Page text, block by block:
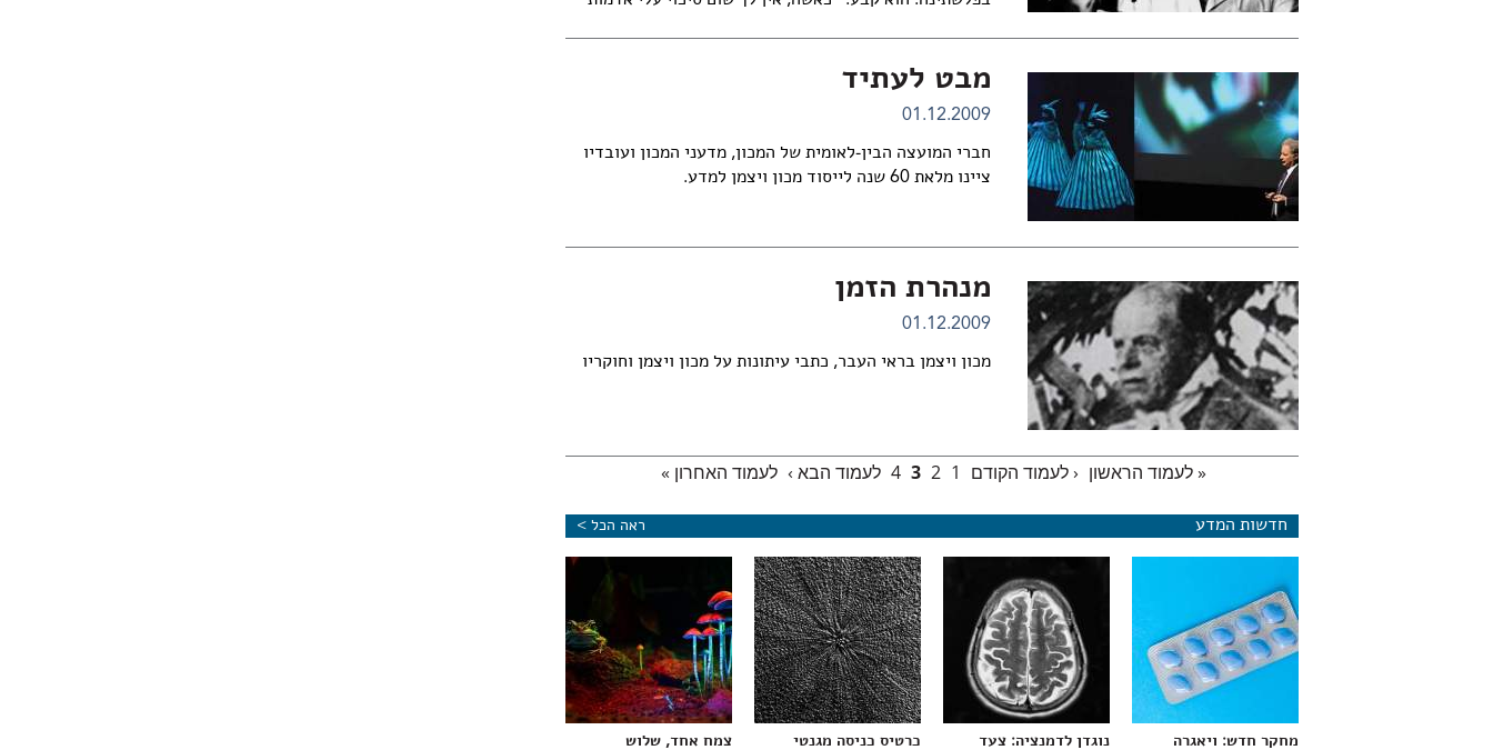
מבט לעתיד
01.12.2009
חברי המועצה הבין-לאומית של המכון, מדעני המכון ועובדיו
ציינו מלאת 60 שנה לייסוד מכון ויצמן למדע.
מנהרת הזמן
01.12.2009
מכון ויצמן בראי העבר, כתבי עיתונות על מכון ויצמן וחוקריו
« לעמוד הראשון ‹ לעמוד הקודם 1
2
3
4 לעמוד הבא › לעמוד האחרון »
חדשות המדע ראה הכל >
מחקר חדש: ויאגרה
נוגדן לדמנציה: צעד
כרטיס כניסה מגנטי
צמח אחד, שלוש